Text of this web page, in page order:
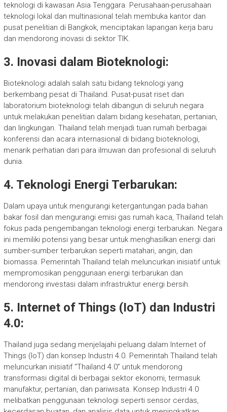
teknologi di kawasan Asia Tenggara. Perusahaan-perusahaan
teknologi lokal dan multinasional telah membuka kantor dan
pusat penelitian di Bangkok, menciptakan lapangan kerja baru
dan mendorong inovasi di sektor TIK.
3. Inovasi dalam Bioteknologi:
Bioteknologi adalah salah satu bidang teknologi yang
berkembang pesat di Thailand. Pusat-pusat riset dan
laboratorium bioteknologi telah dibangun di seluruh negara
untuk melakukan penelitian dalam bidang kesehatan, pertanian,
dan lingkungan. Thailand telah menjadi tuan rumah berbagai
konferensi dan acara internasional di bidang bioteknologi,
menarik perhatian dari para ilmuwan dan profesional di seluruh
dunia.
4. Teknologi Energi Terbarukan:
Dalam upaya untuk mengurangi ketergantungan pada bahan
bakar fosil dan mengurangi emisi gas rumah kaca, Thailand telah
fokus pada pengembangan teknologi energi terbarukan. Negara
ini memiliki potensi yang besar untuk menghasilkan energi dari
sumber-sumber terbarukan seperti matahari, angin, dan
biomassa. Pemerintah Thailand telah meluncurkan inisiatif untuk
mempromosikan penggunaan energi terbarukan dan
mendorong investasi dalam infrastruktur energi bersih.
5. Internet of Things (IoT) dan Industri
4.0:
Thailand juga sedang menjelajahi peluang dalam Internet of
Things (IoT) dan konsep Industri 4.0. Pemerintah Thailand telah
meluncurkan inisiatif “Thailand 4.0” untuk mendorong
transformasi digital di berbagai sektor ekonomi, termasuk
manufaktur, pertanian, dan pariwisata. Konsep Industri 4.0
melibatkan penggunaan teknologi seperti sensor cerdas,